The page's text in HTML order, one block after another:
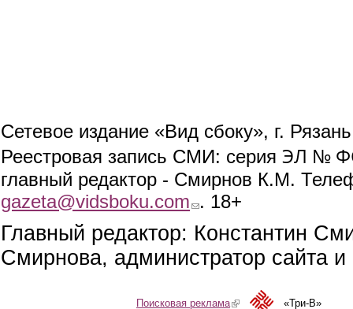
Сетевое издание «Вид сбоку», г.
Реестровая запись СМИ: серия ЭЛ №
главный редактор - Смирнов К.М.
gazeta@vidsboku.com (link sends e-mail)
. 18+
Главный редактор: Константин
Смирнова, администратор сайта
Поисковая реклама(link is external)«Три-В»